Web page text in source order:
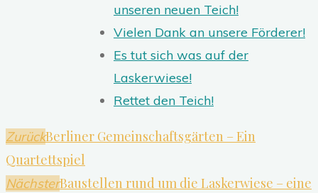
unseren neuen Teich!
Vielen Dank an unsere Förderer!
Es tut sich was auf der
Laskerwiese!
Rettet den Teich!
ZurückBerliner Gemeinschaftsgärten – Ein
Quartettspiel
NächsterBaustellen rund um die Laskerwiese – eine